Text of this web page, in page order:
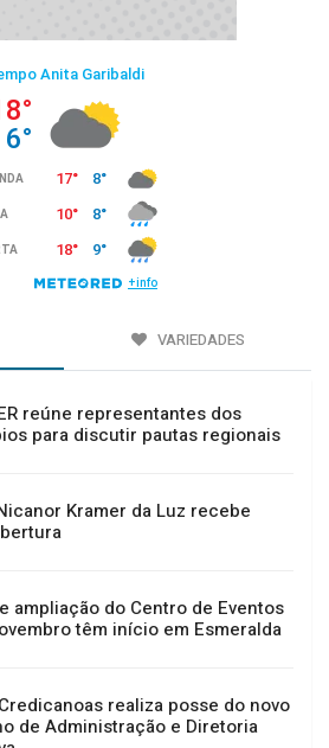
VARIEDADES
reúne representantes dos
para discutir pautas regionais
Kramer da Luz recebe
ampliação do Centro de Eventos
têm início em Esmeralda
realiza posse do novo
de Administração e Diretoria